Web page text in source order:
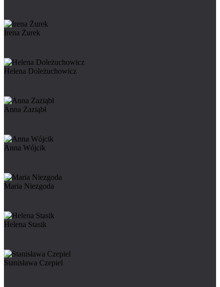
Irena Żurek
Helena Doleżuchowicz
Anna Zaziąbł
Anna Wójcik
Maria Niezgoda
Helena Stasik
Stanisława Czepiel